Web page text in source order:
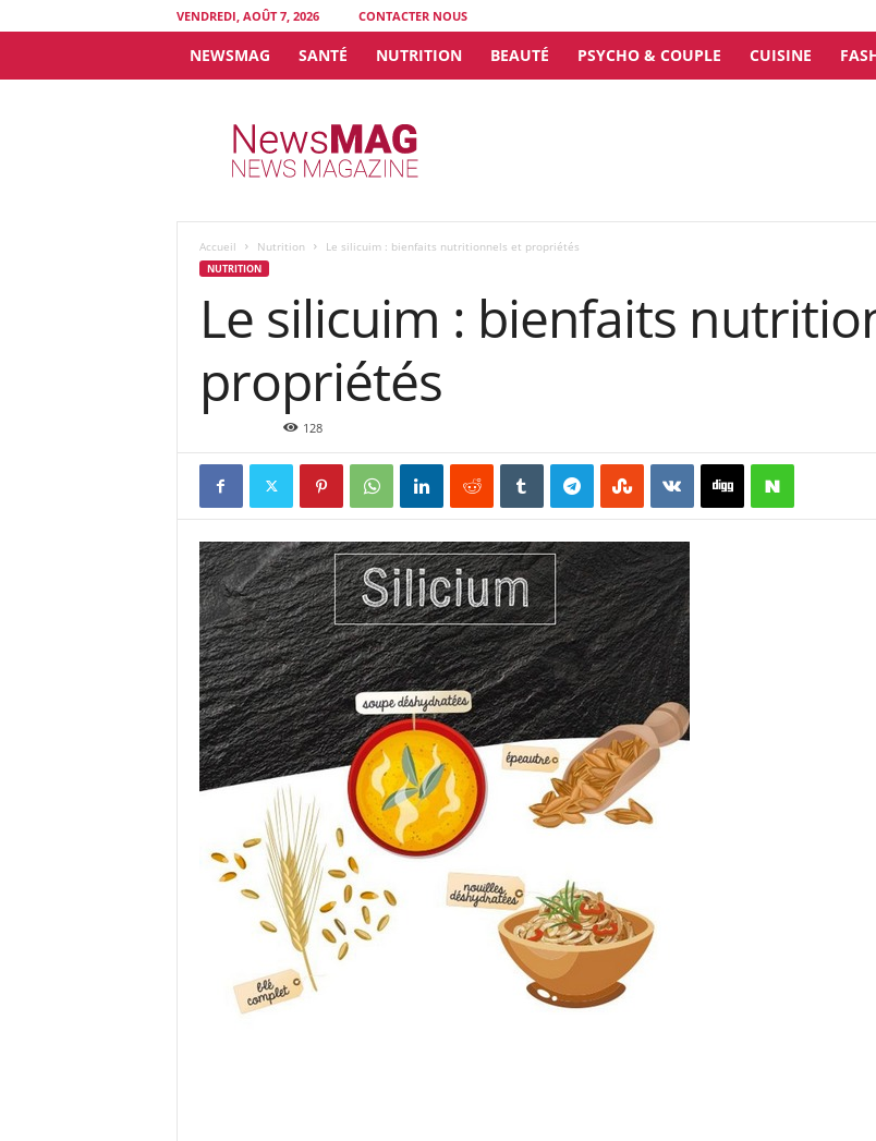
VENDREDI, AOÛT 7, 2026 CONTACTER NOUS
NEWSMAG SANTÉ NUTRITION BEAUTÉ PSYCHO & COUPLE CUISINE
Accueil Nutrition Le silicuim : bienfaits nutritionnels et propriétés
NUTRITION
Le silicuim : bienfaits
propriétés
128